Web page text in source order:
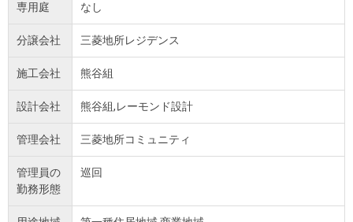
専用庭 なし
分譲会社 三菱地所レジデンス
施工会社 熊谷組
設計会社 熊谷組,レーモンド設計
管理会社 三菱地所コミュニティ
管理員の
勤務形態
巡回